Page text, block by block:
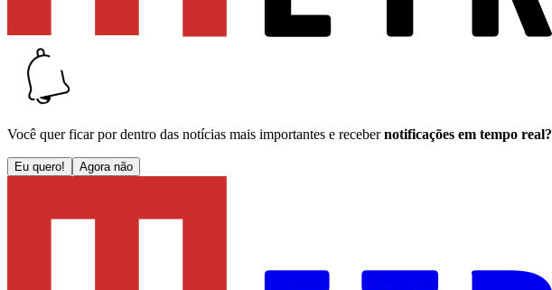
Você quer ficar por dentro das notícias mais importantes e receber notificações em tempo real?
Eu quero! Agora não